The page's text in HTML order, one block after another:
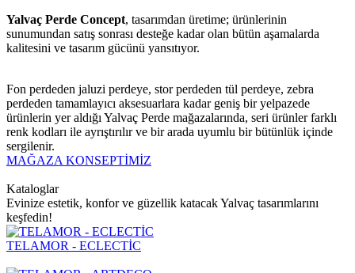
Yalvaç Perde Concept, tasarımdan üretime; ürünlerinin
sunumundan satış sonrası desteğe kadar olan bütün aşamalarda
kalitesini ve tasarım gücünü yansıtıyor.
Fon perdeden jaluzi perdeye, stor perdeden tül perdeye, zebra
perdeden tamamlayıcı aksesuarlara kadar geniş bir yelpazede
ürünlerin yer aldığı Yalvaç Perde mağazalarında, seri ürünler farklı
renk kodları ile ayrıştırılır ve bir arada uyumlu bir bütünlük içinde
sergilenir.
MAĞAZA KONSEPTİMİZ
Kataloglar
Evinize estetik, konfor ve güzellik katacak Yalvaç tasarımlarını
keşfedin!
TELAMOR - ECLECTİC